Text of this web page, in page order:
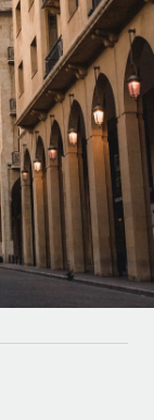
le monde
à l’emploi
simplicité
équipe
grâce à
les RH et la
RH sur
entreprises
vitesses de